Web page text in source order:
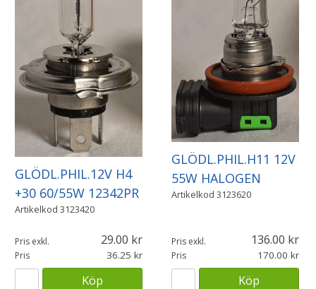
GLÖDL.PHIL.12V H4
+30 60/55W 12342PR
Artikelkod 3123420
Pris exkl. 29.00
Pris 36.25
Köp
GLÖDL.PHIL.H11 12V
55W HALOGEN
Artikelkod 3123620
Pris exkl. 136.00
Pris 170.00
Köp